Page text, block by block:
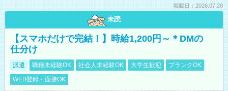
掲載日：2026.07.28
未読
【スマホだけで完結！】時給1,200円～＊DMの
仕分け
派遣 職種未経験OK 社会人未経験OK 大学生歓迎
ブランクOK
WEB登録・面接OK